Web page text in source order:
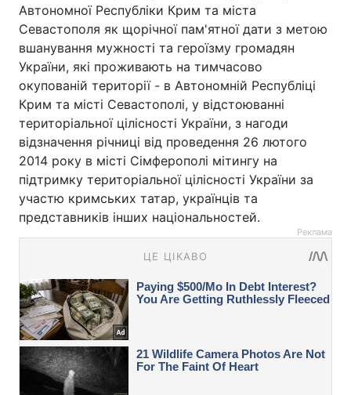
Автономної Республіки Крим та міста
Севастополя як щорічної пам'ятної дати з метою
вшанування мужності та героїзму громадян
України, які проживають на тимчасово
окупованій території - в Автономній Республіці
Крим та місті Севастополі, у відстоюванні
територіальної цілісності України, з нагоди
відзначення річниці від проведення 26 лютого
2014 року в місті Сімферополі мітингу на
підтримку територіальної цілісності України за
участю кримських татар, українців та
представників інших національностей.
Реклама